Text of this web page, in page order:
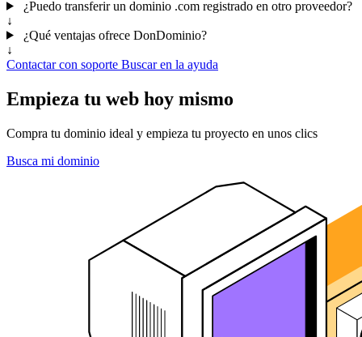
¿Puedo transferir un dominio .com registrado en otro proveedor?
↓
¿Qué ventajas ofrece DonDominio?
↓
Contactar con soporte Buscar en la ayuda
Empieza tu web hoy mismo
Compra tu dominio ideal y empieza tu proyecto en unos clics
Busca mi dominio